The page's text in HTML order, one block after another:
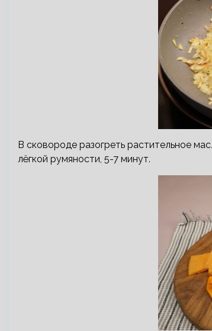
В сковороде разогреть растительное
лёгкой румяности, 5-7 минут.